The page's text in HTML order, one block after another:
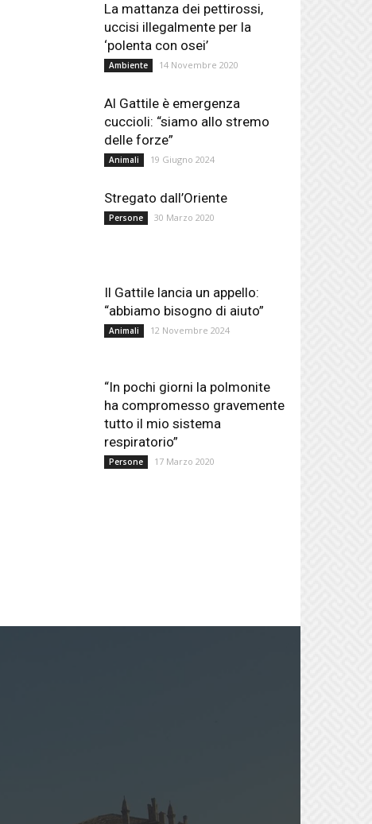
La mattanza dei pettirossi,
uccisi illegalmente per la
‘polenta con osei’
Ambiente 14 Novembre 2020
Al Gattile è emergenza
cuccioli: “siamo allo stremo
delle forze”
Animali 19 Giugno 2024
Stregato dall’Oriente
Persone 30 Marzo 2020
Il Gattile lancia un appello:
“abbiamo bisogno di aiuto”
Animali 12 Novembre 2024
“In pochi giorni la polmonite
ha compromesso gravemente
tutto il mio sistema
respiratorio”
Persone 17 Marzo 2020